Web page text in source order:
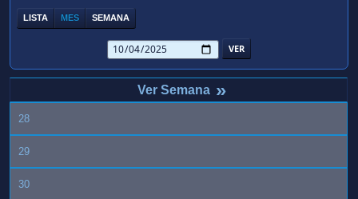
LISTA MES SEMANA
»
28
29
30